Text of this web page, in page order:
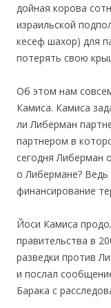
дойная корова
израильской
кесеф шахор) для
потерять свою
Об этом нам
Камиса. Камиса
ли Либерман
партнером в
сегодня Либерман
о Либермане?
финансирование
Йоси Камиса
правительства в
разведки против
и послал
Барака с